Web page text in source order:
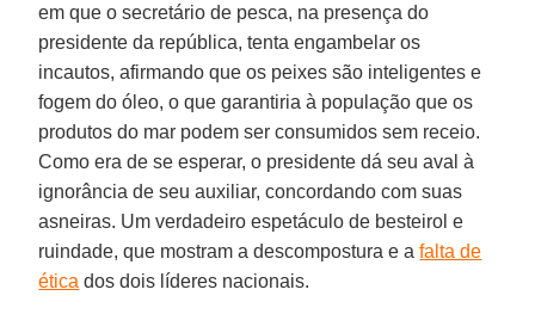
em que o secretário de pesca, na presença do
presidente da república, tenta engambelar os
incautos, afirmando que os peixes são inteligentes e
fogem do óleo, o que garantiria à população que os
produtos do mar podem ser consumidos sem receio.
Como era de se esperar, o presidente dá seu aval à
ignorância de seu auxiliar, concordando com suas
asneiras. Um verdadeiro espetáculo de besteirol e
ruindade, que mostram a descompostura e afalta de
ética dos dois líderes nacionais.